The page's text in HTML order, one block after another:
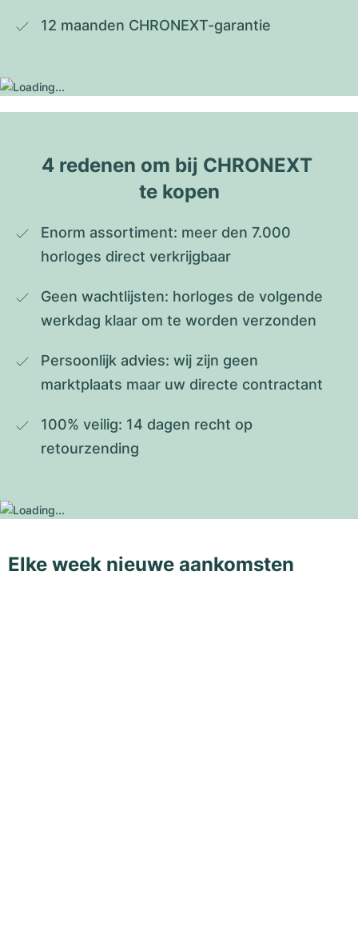
12 maanden CHRONEXT-garantie
4 redenen om bij CHRONEXT
te kopen
Enorm assortiment: meer den 7.000
horloges direct verkrijgbaar
Geen wachtlijsten: horloges de volgende
werkdag klaar om te worden verzonden
Persoonlijk advies: wij zijn geen
marktplaats maar uw directe contractant
100% veilig: 14 dagen recht op
retourzending
Elke week nieuwe aankomsten